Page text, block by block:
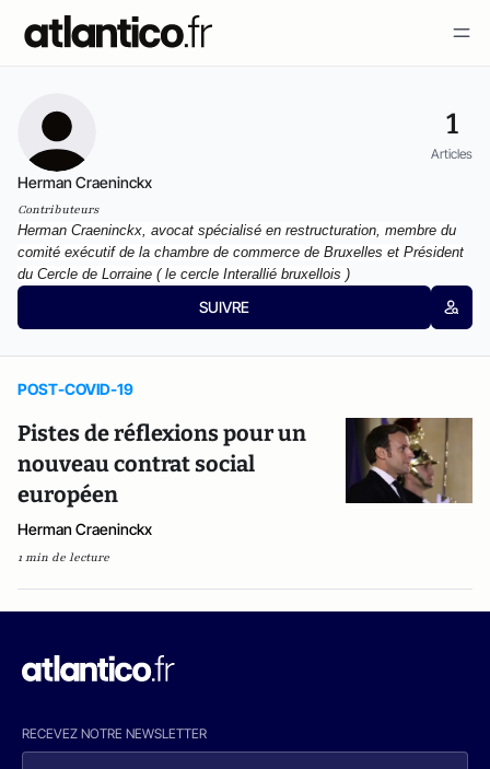
1
Articles
Herman Craeninckx
Contributeurs
Herman Craeninckx, avocat spécialisé en restructuration, membre du
comité exécutif de la chambre de commerce de Bruxelles et Président
du Cercle de Lorraine ( le cercle Interallié bruxellois )
SUIVRE
POST-COVID-19
Pistes de réflexions pour un
nouveau contrat social
européen
Herman Craeninckx
1 min de lecture
RECEVEZ NOTRE NEWSLETTER